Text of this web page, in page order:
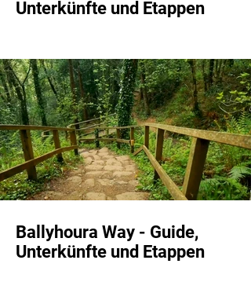
Unterkünfte und Etappen
Ballyhoura Way - Guide,
Unterkünfte und Etappen